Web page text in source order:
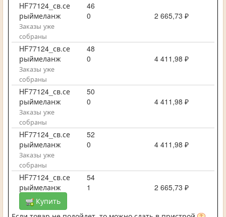
HF77124_св.се
рыймеланж
46
0
2 665,73 ₽
Заказы уже
собраны
HF77124_св.се
рыймеланж
48
0
4 411,98 ₽
Заказы уже
собраны
HF77124_св.се
рыймеланж
50
0
4 411,98 ₽
Заказы уже
собраны
HF77124_св.се
рыймеланж
52
0
4 411,98 ₽
Заказы уже
собраны
HF77124_св.се
рыймеланж
54
1
2 665,73 ₽
Купить